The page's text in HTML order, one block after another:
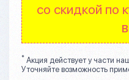
со скидкой по
* Акция действует у части
Уточняйте возможность